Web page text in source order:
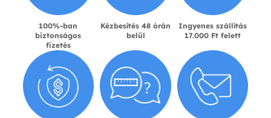
100%-ban
biztonságos
fizetés
Kézbesítés 48 órán
belül
Ingyenes szállítás
17.000 Ft felett